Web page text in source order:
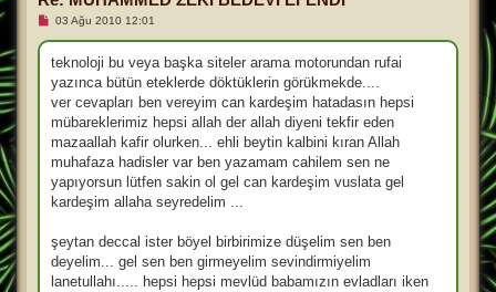
O
u
n
a
m
ş
m
s
a
j
03 Ağu 2010 12:01
teknoloji bu veya başka siteler arama motorundan rufai
yazınca bütün eteklerde döktüklerin görükmekde....
ver cevapları ben vereyim can kardeşim hatadasın hepsi
mübareklerimiz hepsi allah der allah diyeni tekfir eden
mazaallah kafir olurken... ehli beytin kalbini kıran Allah
muhafaza hadisler var ben yazamam cahilem sen ne
yapıyorsun lütfen sakin ol gel can kardeşim vuslata gel
kardeşim allaha seyredelim ...
şeytan deccal ister böyel birbirimize düşelim sen ben
deyelim... gel sen ben girmeyelim sevindirmiyelim
lanetullahı..... hepsi hepsi mevlüd babamızın evladları iken